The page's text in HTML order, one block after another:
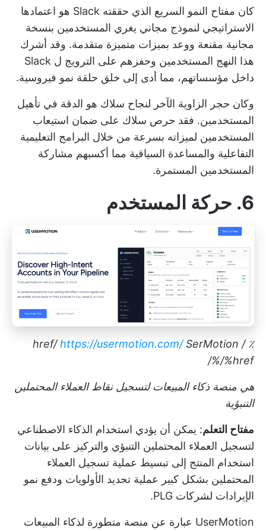
كان مفتاح النمو السريع الذي حققته Slack هو اعتمادها
الاستراتيجي لنموذج مجاني يغري المستخدمين بنسخة
مجانية مقنعة ووعد بميزات متميزة متقدمة. وقد أشرك
هذا النهج المستخدمين وحفزهم على الترويج ل Slack
داخل مؤسساتهم، مما أدى إلى خلق حلقة نمو فيروسية.
وكان حجر الزاوية الآخر لنجاح سلاك هو الدقة في تأهيل
المستخدمين. فقد حرص سلاك على ضمان استيعاب
المستخدمين لميزاته بسرعة من خلال البرامج التعليمية
التفاعلية والمساعدة السياقية مما أكسبهم مشاركة
المستخدمين المستمرة.
6. حركة المستخدم
٪ / href/ https://usermotion.com/ SerMotion
%/%href/
هي منصة ذكاء المبيعات لتسجيل نقاط العملاء المحتملين
التنبؤية
مفتاح التعلم: يمكن أن يؤدي استخدام الذكاء الاصطناعي
لتسجيل العملاء المحتملين التنبؤي والتركيز على بيانات
استخدام المنتج إلى تبسيط عملية تسجيل العملاء
المحتملين بشكل كبير عملية تحديد الأولويات ودفع نمو
الإيرادات لشركات PLG.
UserMotion عبارة عن منصة متطورة لذكاء المبيعات